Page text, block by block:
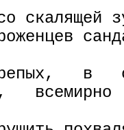
скалящей
в